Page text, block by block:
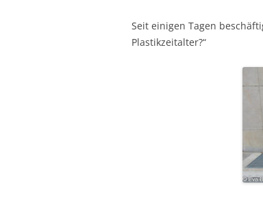
Seit einigen Tagen
Plastikzeitalter?“